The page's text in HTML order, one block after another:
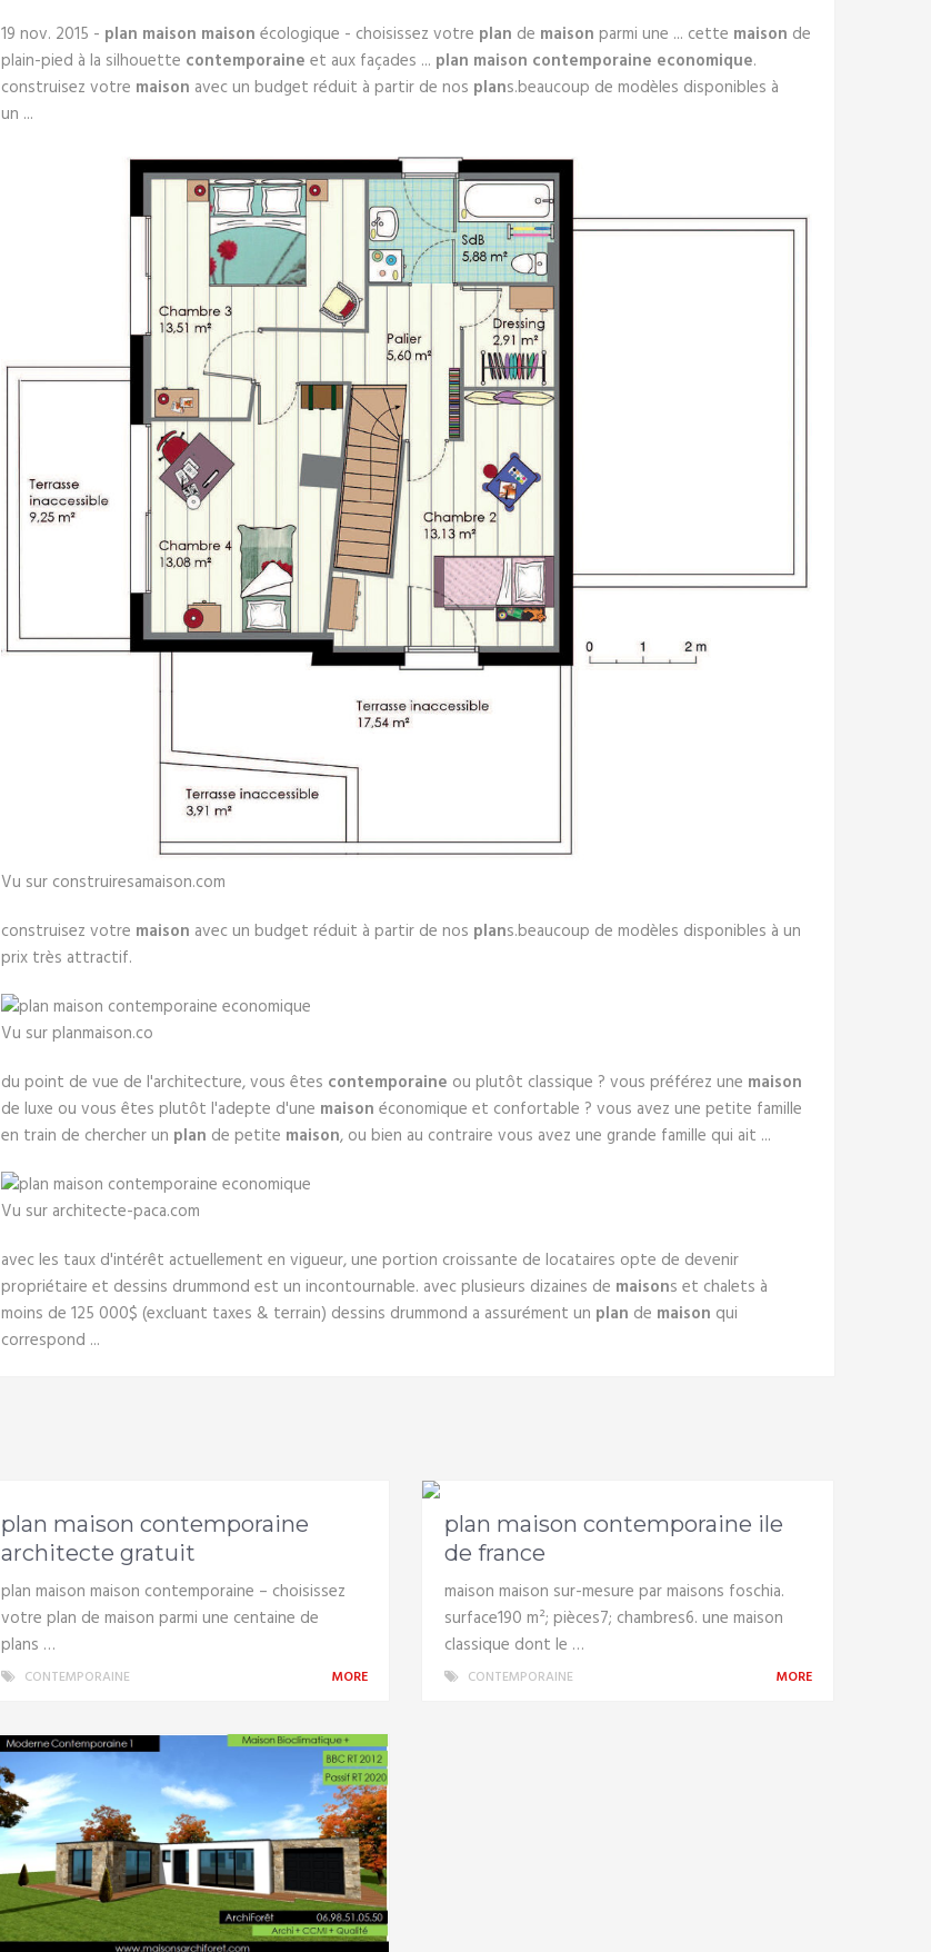
19 nov. 2015 - plan maison maison écologique - choisissez votre plan de maison parmi une ... cette maison de
plain-pied à la silhouette contemporaine et aux façades ... plan maison contemporaine economique.
construisez votre maison avec un budget réduit à partir de nos plans.beaucoup de modèles disponibles à
un ...
Vu sur construiresamaison.com
construisez votre maison avec un budget réduit à partir de nos plans.beaucoup de modèles disponibles à un
prix très attractif.
Vu sur planmaison.co
du point de vue de l'architecture, vous êtes contemporaine ou plutôt classique ? vous préférez une maison
de luxe ou vous êtes plutôt l'adepte d'une maison économique et confortable ? vous avez une petite famille
en train de chercher un plan de petite maison, ou bien au contraire vous avez une grande famille qui ait ...
Vu sur architecte-paca.com
avec les taux d'intérêt actuellement en vigueur, une portion croissante de locataires opte de devenir
propriétaire et dessins drummond est un incontournable. avec plusieurs dizaines de maisons et chalets à
moins de 125 000$ (excluant taxes & terrain) dessins drummond a assurément un plan de maison qui
correspond ...
plan maison contemporaine
architecte gratuit
plan maison maison contemporaine – choisissez
votre plan de maison parmi une centaine de
plans …
CONTEMPORAINE MORE
plan maison contemporaine ile
de france
maison maison sur-mesure par maisons foschia.
surface190 m²; pièces7; chambres6. une maison
classique dont le …
CONTEMPORAINE MORE